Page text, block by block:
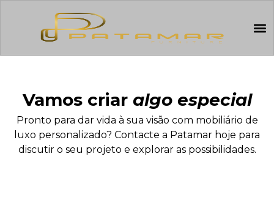
Vamos criar algo especial
Pronto para dar vida à sua visão com mobiliário de
luxo personalizado? Contacte a Patamar hoje para
discutir o seu projeto e explorar as possibilidades.